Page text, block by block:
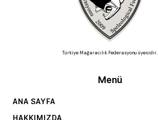
Türkiye Mağaracılık Federasyonu üyesidir.
Menü
ANA SAYFA
HAKKIMIZDA